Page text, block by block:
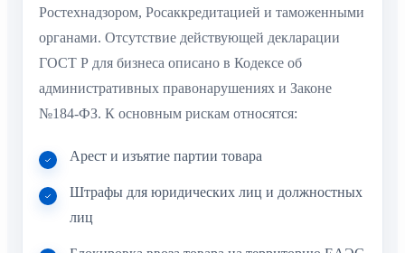
Ростехнадзором, Росаккредитацией и таможенными
органами. Отсутствие действующей декларации
ГОСТ Р для бизнеса описано в Кодексе об
административных правонарушениях и Законе
№184-ФЗ. К основным рискам относятся:
Арест и изъятие партии товара
Штрафы для юридических лиц и должностных
лиц